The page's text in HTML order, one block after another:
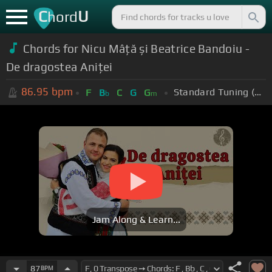
ChordU
Chords for Nicu Mâță și Beatrice Bandoiu -
De dragostea Aniței
86.95 bpm F Bb C G Gm Standard Tuning (EADGBE)
Jam Along & Learn...
87BPM